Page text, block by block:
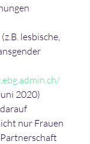
lesbische,
2020)
nur Frauen